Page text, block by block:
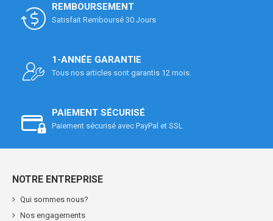
REMBOURSEMENT
Satisfait Remboursé 30 Jours
1-ANNÉE GARANTIE
Tous nos articles sont garantis 12 mois.
PAIEMENT SÉCURISÉ
Paiement sécurisé avec PayPal et SSL
NOTRE ENTREPRISE
Qui sommes nous?
Nos engagements